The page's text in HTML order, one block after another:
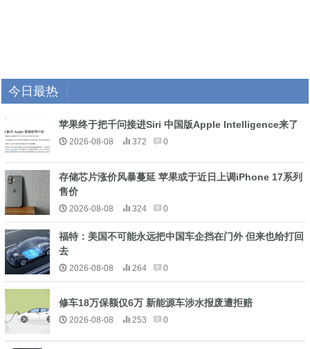
今日最热
苹果终于把千问接进Siri 中国版Apple Intelligence来了
2026-08-08 372 0
存储芯片涨价风暴蔓延 苹果或于近日上调iPhone 17系列
售价
2026-08-08 324 0
福特：美国不可能永远把中国车企挡在门外 但来也给打回
去
2026-08-08 264 0
修车18万保额仅6万 新能源车涉水报废遭拒赔
2026-08-08 253 0